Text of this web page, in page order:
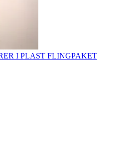
I PLAST FLINGPAKET